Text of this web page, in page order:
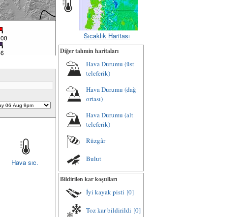
Hava sıc.
Sıcaklık Haritası
Diğer tahmin haritaları
Hava Durumu (üst
teleferik)
Hava Durumu (dağ
ortası)
Hava Durumu (alt
teleferik)
Rüzgâr
Bulut
Bildirilen kar koşulları
İyi kayak pisti [0]
Toz kar bildirildi [0]